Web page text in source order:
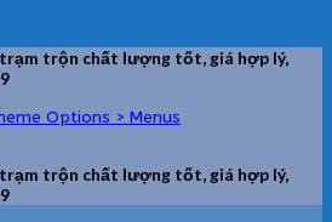
trạm trộn chất lượng tốt, giá hợp lý,
Options > Menus
trạm trộn chất lượng tốt, giá hợp lý,